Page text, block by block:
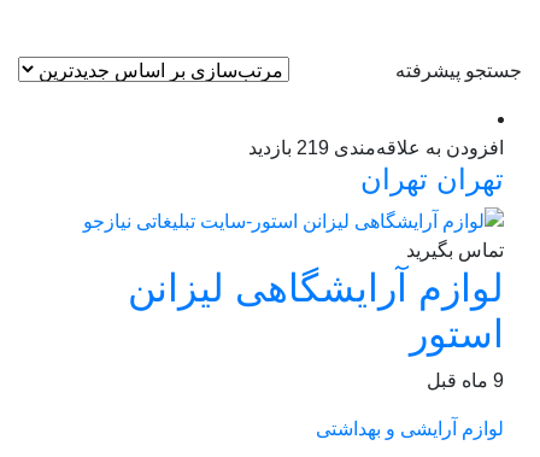
جستجو پیشرفته
افزودن به علاقه‌مندی 219 بازدید
تهران تهران
تماس بگیرید
لوازم آرایشگاهی لیزانن
استور
9 ماه قبل
لوازم آرایشی و بهداشتی